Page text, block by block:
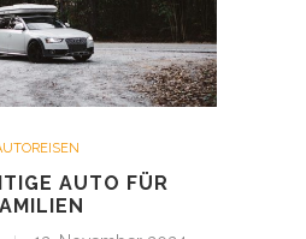
AUTO FÜR